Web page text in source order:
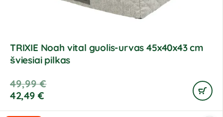
TRIXIE Noah vital guolis-urvas 45x40x43 cm
šviesiai pilkas
49,99€
42,49 €